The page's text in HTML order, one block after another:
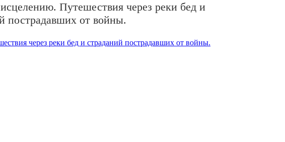
Путешествия через реки бед и
пострадавших от войны.